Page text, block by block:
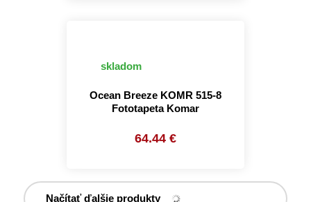
skladom
Ocean Breeze KOMR 515-8
Fototapeta Komar
64.44 €
Načítať ďalšie produkty